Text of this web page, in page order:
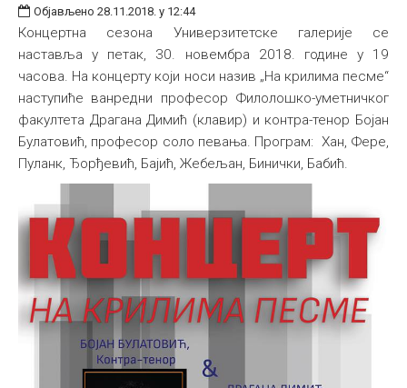
Објављено 28.11.2018. у 12:44
Концертна сезона Универзитетске галерије се
наставља у петак, 30. новембра 2018. године у 19
часова. На концерту који носи назив „На крилима песме“
наступиће ванредни професор Филолошко-уметничког
факултета Драгана Димић (клавир) и контра-тенор Бојан
Булатовић, професор соло певања. Програм: Хан, Фере,
Пуланк, Ђорђевић, Бајић, Жебељан, Бинички, Бабић.